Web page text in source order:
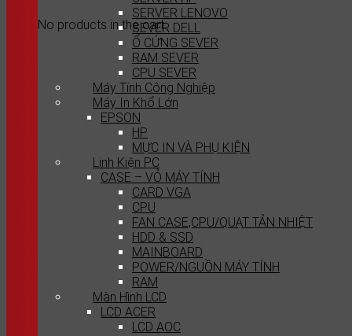
No products in the cart.
SERVER LENOVO
SEVER DELL
Ổ CỨNG SEVER
RAM SEVER
CPU SEVER
Máy Tính Công Nghiệp
Máy In Khổ Lớn
EPSON
HP
MỰC IN VÀ PHỤ KIỆN
Linh Kiện PC
CASE – VỎ MÁY TÍNH
CARD VGA
CPU
FAN CASE,CPU/QUẠT TẢN NHIỆT
HDD & SSD
MAINBOARD
POWER/NGUỒN MÁY TÍNH
RAM
Màn Hình LCD
LCD ACER
LCD AOC